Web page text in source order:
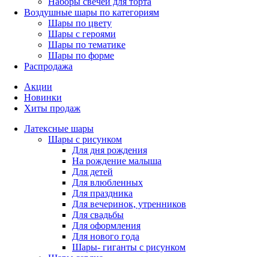
Воздушные шары по категориям
Шары по цвету
Шары с героями
Шары по тематике
Шары по форме
Распродажа
Акции
Новинки
Хиты продаж
Латексные шары
Шары с рисунком
Для дня рождения
На рождение малыша
Для детей
Для влюбленных
Для праздника
Для вечеринок, утренников
Для свадьбы
Для оформления
Для нового года
Шары- гиганты с рисунком